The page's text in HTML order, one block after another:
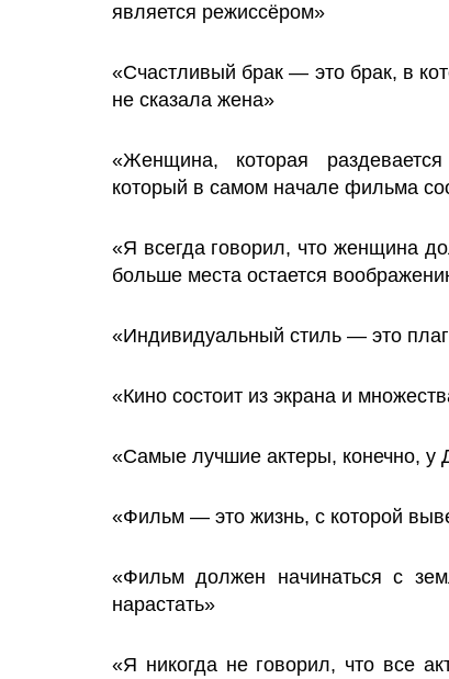
является режиссёром»
«Счастливый брак — это брак, в
не сказала жена»
«Женщина, которая
который в самом начале фильма
«Я всегда говорил, что женщина
больше места остается
«Индивидуальный стиль — это
«Кино состоит из экрана и
«Самые лучшие актеры, конечно, у
«Фильм — это жизнь, с которой
«Фильм должен начинаться с
нарастать»
«Я никогда не говорил, что все